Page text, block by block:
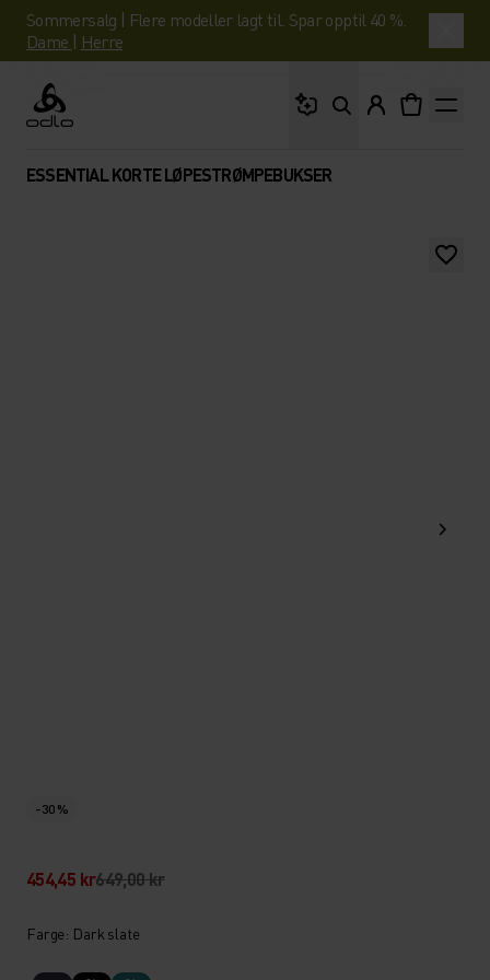
Sommersalg | Flere modeller lagt til. Spar opptil 40 %.
Dame | Herre
Odlo
ESSENTIAL KORTE LØPESTRØMPEBUKSER
-30 %
454,45 kr649,00 kr
Farge: Dark slate